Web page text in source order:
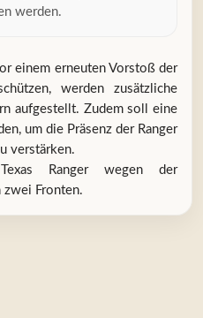
werden.
einem erneuten Vorstoß der
werden zusätzliche
aufgestellt. Zudem soll eine
um die Präsenz der Ranger
verstärken.
Ranger wegen der
zwei Fronten.